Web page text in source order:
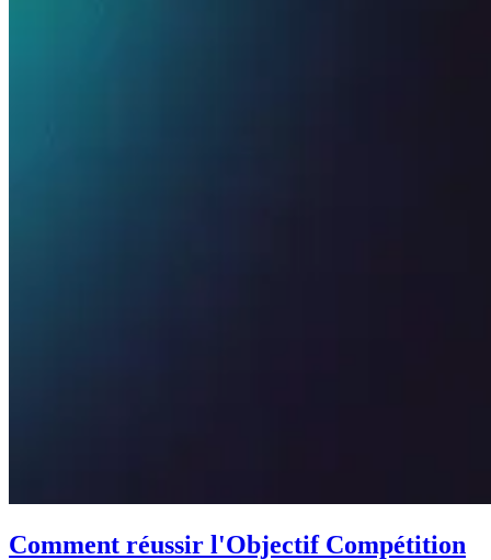
Comment réussir l'Objectif Compétition